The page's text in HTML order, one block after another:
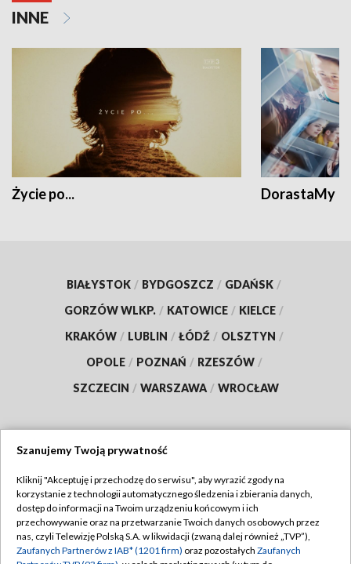
INNE
Życie po... DorastaMy
BIAŁYSTOK / BYDGOSZCZ / GDAŃSK /
GORZÓW WLKP. / KATOWICE / KIELCE /
KRAKÓW / LUBLIN / ŁÓDŹ / OLSZTYN /
OPOLE / POZNAŃ / RZESZÓW /
SZCZECIN / WARSZAWA / WROCŁAW
TVP
Abonament TVP
Emisja w TVP
Regulamin TVP
Polityka prywatności
Szanujemy Twoją prywatność
Kliknij "Akceptuję i przechodzę do serwisu", aby wyrazić zgody na
korzystanie z technologii automatycznego śledzenia i zbierania danych,
dostęp do informacji na Twoim urządzeniu końcowym i ich
przechowywanie oraz na przetwarzanie Twoich danych osobowych przez
nas, czyli Telewizję Polską S.A. w likwidacji (zwaną dalej również „TVP”),
Zaufanych Partnerów z IAB* (1201 firm) oraz pozostałych Zaufanych